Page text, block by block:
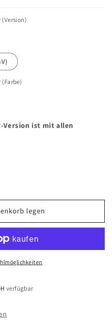
(Version)
(Farbe)
Version ist mit allen
legen
verfügbar